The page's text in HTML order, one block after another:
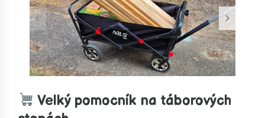
Velký pomocník na táborových